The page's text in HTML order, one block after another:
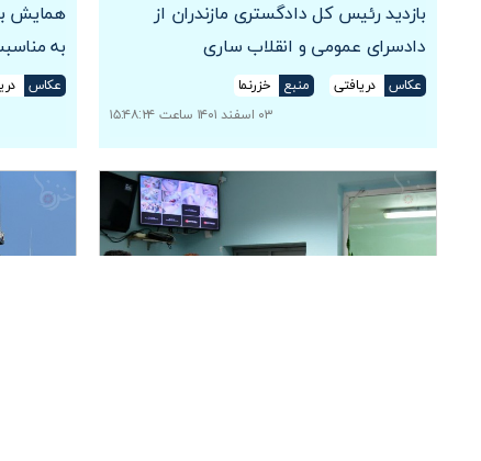
بازدید رئیس کل دادگستری مازندران از
دادسرای عمومی و انقلاب ساری
عکاس دریافتی منبع
خزرنما
۰۳ اسفند ۱۴۰۱ ساعت ۱۵:۴۸:۲۴
همایش
به
عکاس